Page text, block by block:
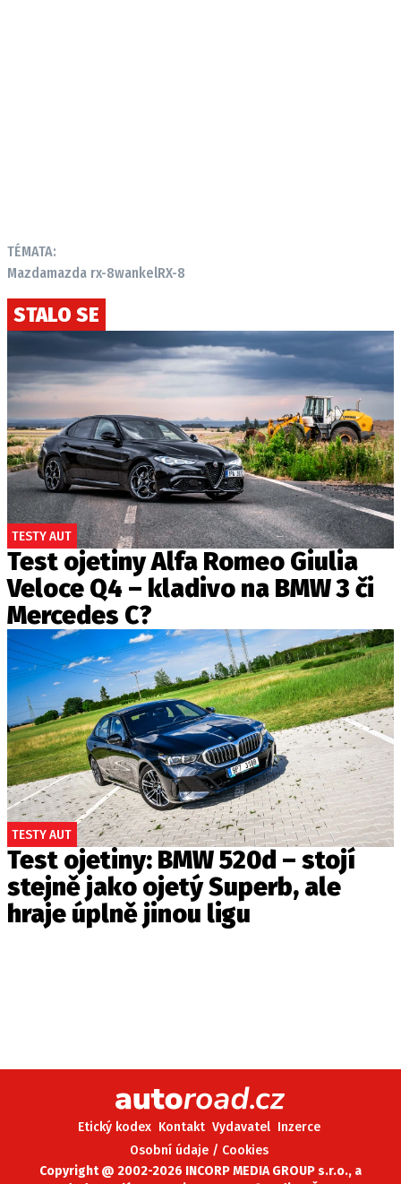
TÉMATA:
Mazdamazda rx-8wankelRX-8
STALO SE
TESTY AUT
Test ojetiny Alfa Romeo Giulia
Veloce Q4 – kladivo na BMW 3 či
Mercedes C?
TESTY AUT
Test ojetiny: BMW 520d – stojí
stejně jako ojetý Superb, ale
hraje úplně jinou ligu
Etický kodex Kontakt Vydavatel Inzerce
Osobní údaje / Cookies
Copyright @ 2002-2026 INCORP MEDIA GROUP s.r.o., a